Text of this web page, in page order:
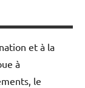
et à la
à
le